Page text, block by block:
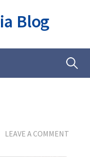
Blog
Ricerca
LEAVE A COMMENT